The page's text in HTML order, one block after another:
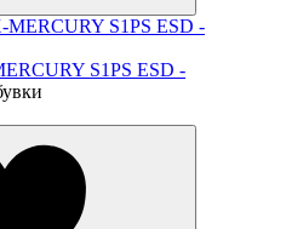
S1PS ESD -